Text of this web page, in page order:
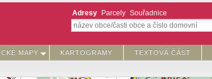
MAPY KARTOGRAMY TEXTOVÁ ČÁST
Adresy Parcely Souřadnice